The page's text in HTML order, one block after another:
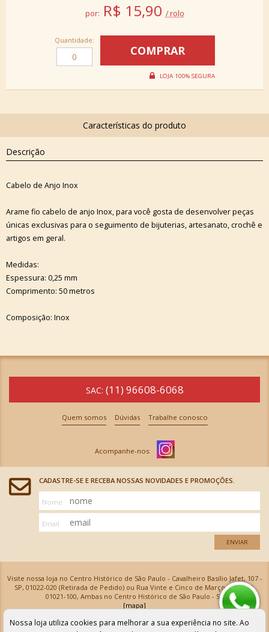
por: R$ 15,90 / rolo
Quantidade:
Descrição
Cabelo de Anjo Inox
Arame fio cabelo de anjo Inox, para você gosta de desenvolver peças
únicas exclusivas para o seguimento de bijuterias, artesanato, crochê e
artigos em geral.
Medidas:
Espessura: 0,25 mm
Comprimento: 50 metros
Composição: Inox
SAC: (11) 96608-6068
Quem somos Dúvidas Trabalhe conosco
CADASTRE-SE E RECEBA NOSSAS NOVIDADES E PROMOÇÕES.
Nome
Email
ENVIAR
Visite nossa loja no Centro Histórico de São Paulo - Cavalheiro Basílio Jafet, 107 -
SP, 01022-020 (Retirada de Pedido) ou Rua Vinte e Cinco de Março, 576 - SP,
01021-100, Ambas no Centro Histórico de São Paulo - SP
[mapa]
Armarinhos Santa Cecília Ltda | CNPJ: 61.069.639/0001-18
Os preços e as condições de pagamento apresentadas na loja virtual não valem para nossa loja física e
Nossa loja utiliza cookies para melhorar a sua experiência no site. Ao